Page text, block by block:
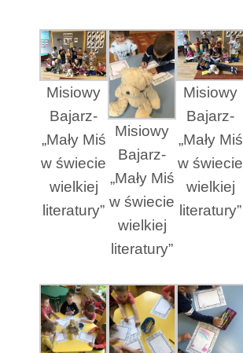
Misiowy
Bajarz-
„Mały Miś
w świecie
wielkiej
literatury”
Misiowy
Bajarz-
„Mały Miś
w świecie
wielkiej
literatury”
Misiowy
Bajarz-
„Mały Miś
w świecie
wielkiej
literatury”